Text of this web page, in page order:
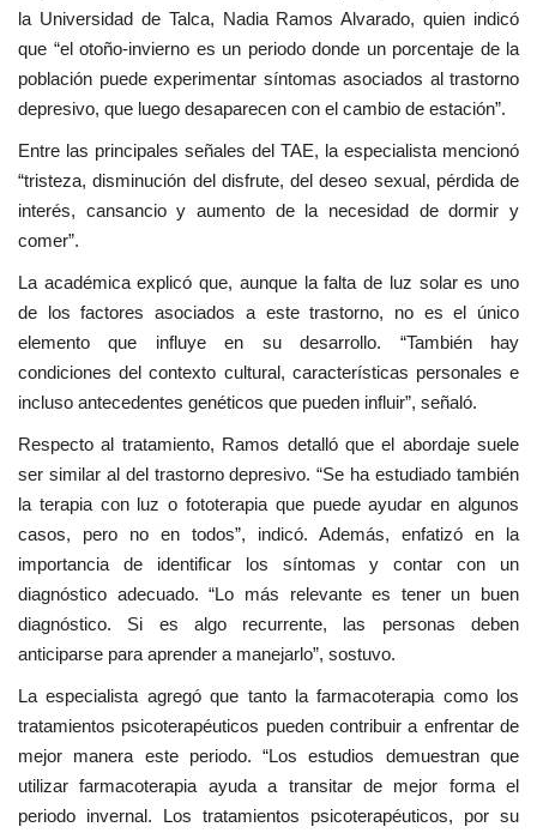
la Universidad de Talca, Nadia Ramos Alvarado, quien indicó
que “el otoño-invierno es un periodo donde un porcentaje de la
población puede experimentar síntomas asociados al trastorno
depresivo, que luego desaparecen con el cambio de estación”.
Entre las principales señales del TAE, la especialista mencionó
“tristeza, disminución del disfrute, del deseo sexual, pérdida de
interés, cansancio y aumento de la necesidad de dormir y
comer”.
La académica explicó que, aunque la falta de luz solar es uno
de los factores asociados a este trastorno, no es el único
elemento que influye en su desarrollo. “También hay
condiciones del contexto cultural, características personales e
incluso antecedentes genéticos que pueden influir”, señaló.
Respecto al tratamiento, Ramos detalló que el abordaje suele
ser similar al del trastorno depresivo. “Se ha estudiado también
la terapia con luz o fototerapia que puede ayudar en algunos
casos, pero no en todos”, indicó. Además, enfatizó en la
importancia de identificar los síntomas y contar con un
diagnóstico adecuado. “Lo más relevante es tener un buen
diagnóstico. Si es algo recurrente, las personas deben
anticiparse para aprender a manejarlo”, sostuvo.
La especialista agregó que tanto la farmacoterapia como los
tratamientos psicoterapéuticos pueden contribuir a enfrentar de
mejor manera este periodo. “Los estudios demuestran que
utilizar farmacoterapia ayuda a transitar de mejor forma el
periodo invernal. Los tratamientos psicoterapéuticos, por su